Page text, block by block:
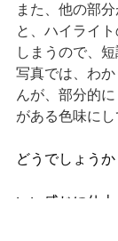
また、他の部
と、ハイライ
しまうので、
写真では、わ
んが、部分的
がある色味にし
どうでしょうか
いい感じに仕上